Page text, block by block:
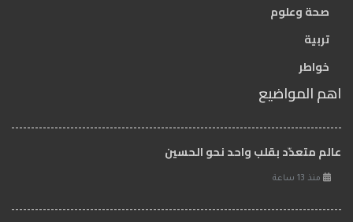
صحة وعلوم
تربية
خواطر
اهم المواضيع
عالم متعدّد بقلب واحد نحو الحسين
منذ 13 ساعة